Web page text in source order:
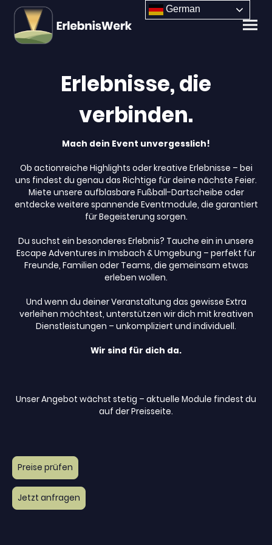
Erlebnisse, die
verbinden.
Mach dein Event unvergesslich!
Ob actionreiche Highlights oder kreative Erlebnisse – bei
uns findest du genau das Richtige für deine nächste Feier.
Miete unsere aufblasbare Fußball-Dartscheibe oder
entdecke weitere spannende Eventmodule, die garantiert
für Begeisterung sorgen.
Du suchst ein besonderes Erlebnis? Tauche ein in unsere
Escape Adventures in Imsbach & Umgebung – perfekt für
Freunde, Familien oder Teams, die gemeinsam etwas
erleben wollen.
Und wenn du deiner Veranstaltung das gewisse Extra
verleihen möchtest, unterstützen wir dich mit kreativen
Dienstleistungen – unkompliziert und individuell.
Wir sind für dich da.
Unser Angebot wächst stetig – aktuelle Module findest du
auf der Preisseite.
Preise prüfen
Jetzt anfragen
German